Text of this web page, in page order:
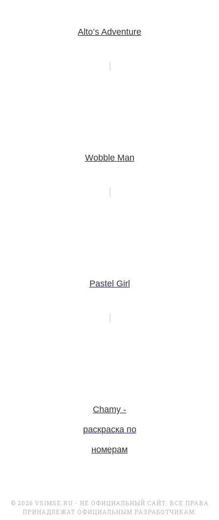
Alto’s Adventure
Wobble Man
Pastel Girl
Chamy -
раскраска по
номерам
© 2026 VSIMSE.RU - НЕ ОФИЦИАЛЬНЫЙ САЙТ. ВСЕ ПРАВА
ПРИНАДЛЕЖАТ ОФИЦИАЛЬНЫМ РАЗРАБОТЧИКАМ.